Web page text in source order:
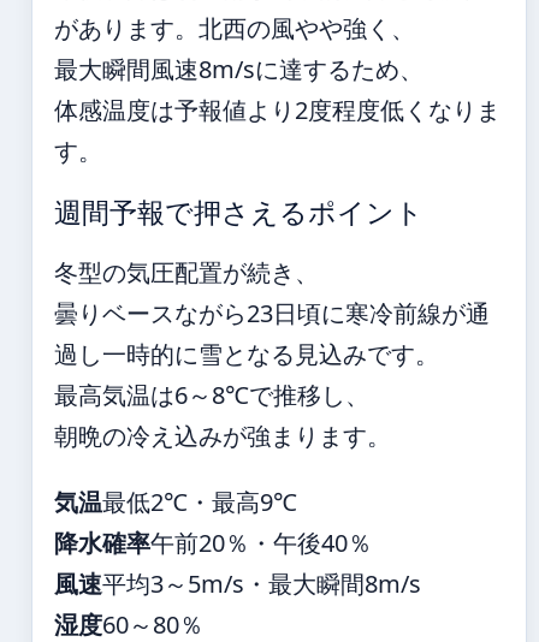
があります。北西の風やや強く、
最大瞬間風速8m/sに達するため、
体感温度は予報値より2度程度低くなりま
す。
週間予報で押さえるポイント
冬型の気圧配置が続き、
曇りベースながら23日頃に寒冷前線が通
過し一時的に雪となる見込みです。
最高気温は6～8℃で推移し、
朝晩の冷え込みが強まります。
気温最低2℃・最高9℃
降水確率午前20％・午後40％
風速平均3～5m/s・最大瞬間8m/s
湿度60～80％